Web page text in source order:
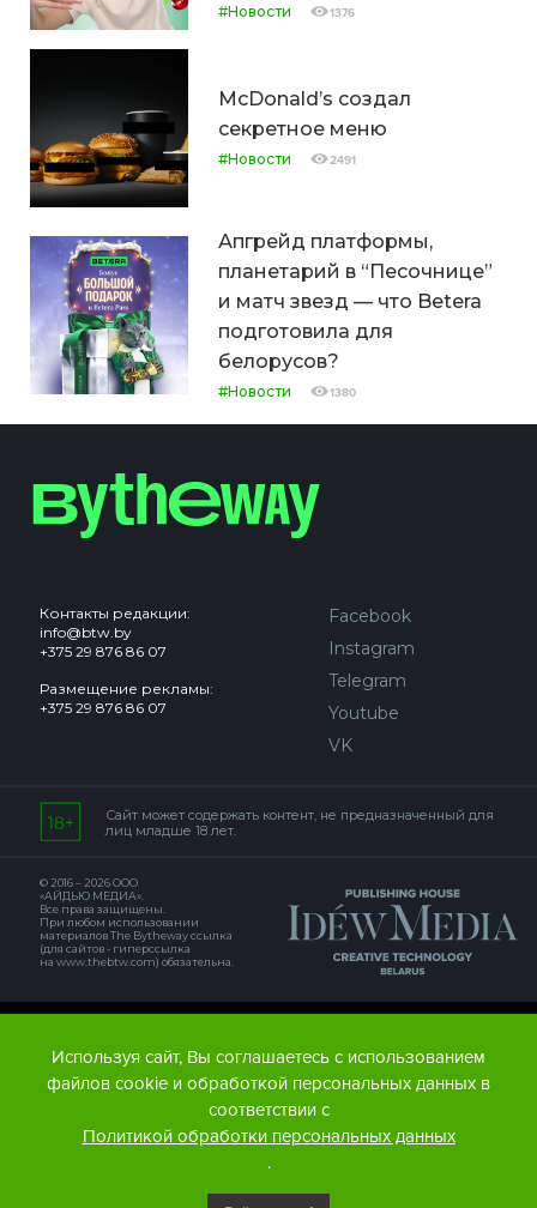
#Новости 1376
McDonald’s создал
секретное меню
#Новости 2491
Апгрейд платформы,
планетарий в “Песочнице”
и матч звезд — что Betera
подготовила для
белорусов?
#Новости 1380
Контакты редакции:
info@btw.by
+375 29 876 86 07
Размещение рекламы:
+375 29 876 86 07
Facebook
Instagram
Telegram
Youtube
VK
Сайт может содержать контент, не предназначенный для
лиц младше 18 лет.
© 2016 – 2026 ООО
«АЙДЬЮ МЕДИА».
Все права защищены.
При любом использовании
материалов The Bytheway ссылка
(для сайтов - гиперссылка
на www.thebtw.com) обязательна.
Используя сайт, Вы соглашаетесь с использованием
файлов cookie и обработкой персональных данных в
соответствии с
Политикой обработки персональных данных
.